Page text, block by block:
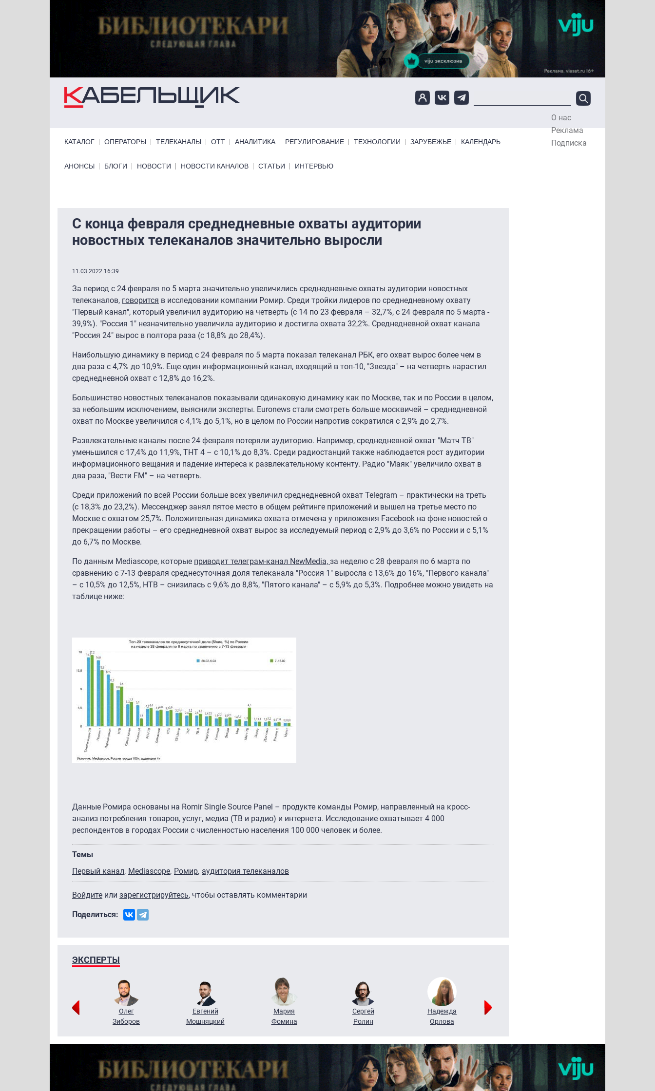
О нас
Реклама
Подписка
КАТАЛОГ ОПЕРАТОРЫ ТЕЛЕКАНАЛЫ ОТТ АНАЛИТИКА РЕГУЛИРОВАНИЕ ТЕХНОЛОГИИ ЗАРУБЕЖЬЕ КАЛЕНДАРЬ
Primary links bottom
АНОНСЫ БЛОГИ НОВОСТИ НОВОСТИ КАНАЛОВ СТАТЬИ ИНТЕРВЬЮ
C конца февраля среднедневные охваты аудитории
новостных телеканалов значительно выросли
11.03.2022 16:39
За период с 24 февраля по 5 марта значительно увеличились среднедневные охваты аудитории новостных
телеканалов, говорится в исследовании компании Ромир. Среди тройки лидеров по среднедневному охвату
"Первый канал", который увеличил аудиторию на четверть (с 14 по 23 февраля – 32,7%, с 24 февраля по 5 марта -
39,9%). "Россия 1" незначительно увеличила аудиторию и достигла охвата 32,2%. Среднедневной охват канала
"Россия 24" вырос в полтора раза (с 18,8% до 28,4%).
Наибольшую динамику в период с 24 февраля по 5 марта показал телеканал РБК, его охват вырос более чем в
два раза с 4,7% до 10,9%. Еще один информационный канал, входящий в топ-10, "Звезда" – на четверть нарастил
среднедневной охват с 12,8% до 16,2%.
Большинство новостных телеканалов показывали одинаковую динамику как по Москве, так и по России в целом,
за небольшим исключением, выяснили эксперты. Euronews стали смотреть больше москвичей – среднедневной
охват по Москве увеличился с 4,1% до 5,1%, но в целом по России напротив сократился с 2,9% до 2,7%.
Развлекательные каналы после 24 февраля потеряли аудиторию. Например, среднедневной охват "Матч ТВ"
уменьшился с 17,4% до 11,9%, ТНТ 4 – с 10,1% до 8,3%. Среди радиостанций также наблюдается рост аудитории
информационного вещания и падение интереса к развлекательному контенту. Радио "Маяк" увеличило охват в
два раза, "Вести FM" – на четверть.
Среди приложений по всей России больше всех увеличил среднедневной охват Telegram – практически на треть
(с 18,3% до 23,2%). Мессенджер занял пятое место в общем рейтинге приложений и вышел на третье место по
Москве с охватом 25,7%. Положительная динамика охвата отмечена у приложения Facebook на фоне новостей о
прекращении работы – его среднедневной охват вырос за исследуемый период с 2,9% до 3,6% по России и с 5,1%
до 6,7% по Москве.
По данным Mediascope, которые приводит телеграм-канал NewMedia, за неделю с 28 февраля по 6 марта по
сравнению с 7-13 февраля среднесуточная доля телеканала "Россия 1" выросла с 13,6% до 16%, "Первого канала"
– с 10,5% до 12,5%, НТВ – снизилась с 9,6% до 8,8%, "Пятого канала" – с 5,9% до 5,3%. Подробнее можно увидеть на
таблице ниже:
Данные Ромира основаны на Romir Single Source Panel – продукте команды Ромир, направленный на кросс-
анализ потребления товаров, услуг, медиа (ТВ и радио) и интернета. Исследование охватывает 4 000
респондентов в городах России с численностью населения 100 000 человек и более.
Темы
Первый канал Mediascope Ромир аудитория телеканалов
Войдите или зарегистрируйтесь, чтобы оставлять комментарии
Поделиться:
ЭКСПЕРТЫ
Олег
Зиборов
Евгений
Мошняцкий
Мария
Фомина
Сергей
Ролин
Надежда
Орлова